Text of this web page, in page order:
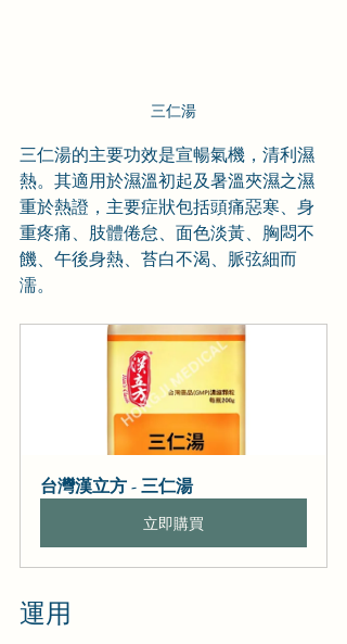
三仁湯
三仁湯的主要功效是宣暢氣機，清利濕
熱。其適用於濕溫初起及暑溫夾濕之濕
重於熱證，主要症狀包括頭痛惡寒、身
重疼痛、肢體倦怠、面色淡黃、胸悶不
饑、午後身熱、苔白不渴、脈弦細而
濡。
台灣漢立方 - 三仁湯
立即購買
運用